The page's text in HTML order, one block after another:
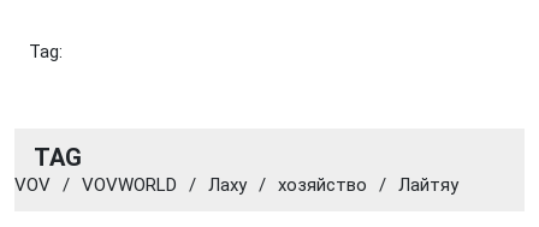
Tag:
TAG
VOV / VOVWORLD / Лаху / хозяйство / Лайтяу